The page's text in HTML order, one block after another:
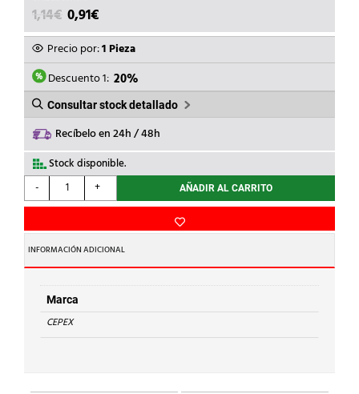
1,14€ EL
PRECIO
ORIGINAL
ERA:
1,14€.
0,91€
PRECIO
ACTUAL
ES:
0,91€.
Precio por:1 Pieza
Descuento 1: 20%
Consultar stock detallado
Recíbelo en 24h / 48h
Stock disponible.
-
CEPEX
-
PLANA
d.
50
cantidad
+ AÑADIR AL CARRITO
INFORMACIÓN ADICIONAL
Marca
CEPEX